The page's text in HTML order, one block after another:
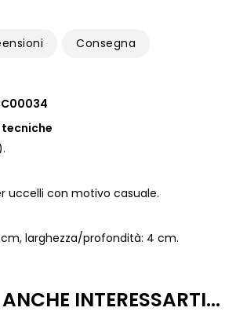
Consegna
uccelli con motivo casuale.
larghezza/profondità: 4 cm.
INTERESSARTI...